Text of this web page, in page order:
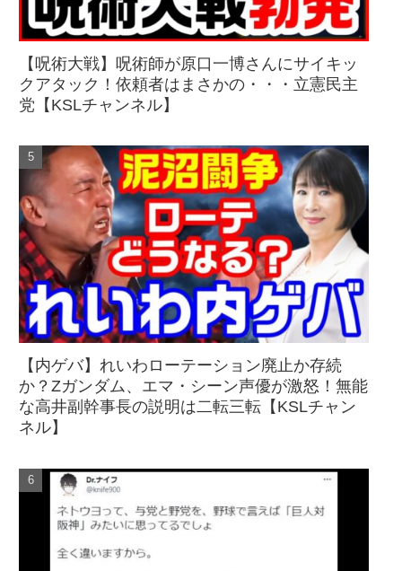
【呪術大戦】呪術師が原口一博さんにサイキッ
クアタック！依頼者はまさかの・・・立憲民主
党【KSLチャンネル】
【内ゲバ】れいわローテーション廃止か存続
か？Zガンダム、エマ・シーン声優が激怒！無能
な高井副幹事長の説明は二転三転【KSLチャン
ネル】